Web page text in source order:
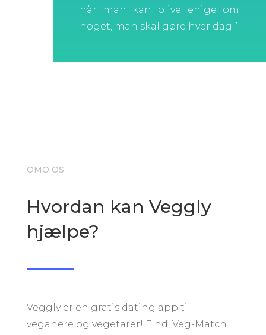
når man kan blive enige om
noget, man skal gøre hver dag.”
OMO OS
Hvordan kan Veggly
hjælpe?
Veggly er en gratis dating app til
veganere og vegetarer! Find, Veg-Match